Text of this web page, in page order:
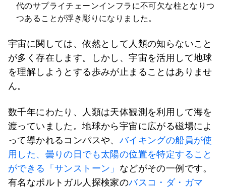
代のサプライチェーンインフラに不可欠な柱となりつ
つあることが浮き彫りになりました。
宇宙に関しては、依然として人類の知らないこと
が多く存在します。しかし、宇宙を活用して地球
を理解しようとする歩みが止まることはありませ
ん。
数千年にわたり、人類は天体観測を利用して海を
渡っていました。地球から宇宙に広がる磁場によ
って導かれるコンパスや、 バイキングの船員が使
用した、曇りの日でも太陽の位置を特定すること
ができる「サンストーン」 などがその一例です。
有名なポルトガル人探検家のバスコ・ダ・ガマ